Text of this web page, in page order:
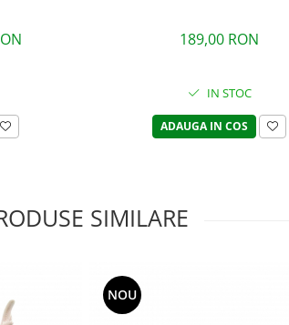
189,00 RON
IN STOC
ADAUGA IN COS
SIMILARE
NOU